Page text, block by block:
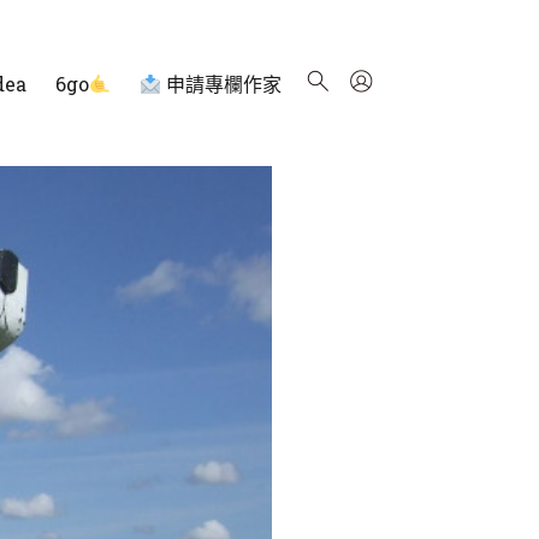
6go 申請專欄作家